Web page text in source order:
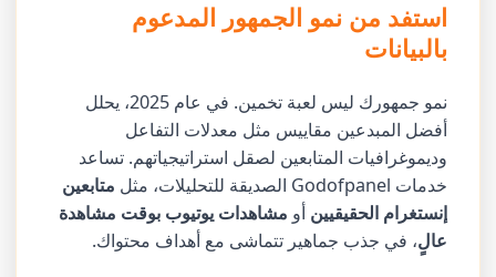
استفد من نمو الجمهور المدعوم
بالبيانات
نمو جمهورك ليس لعبة تخمين. في عام 2025، يحلل
أفضل المبدعين مقاييس مثل معدلات التفاعل
وديموغرافيات المتابعين لصقل استراتيجياتهم. تساعد
خدمات Godofpanel الصديقة للتحليلات، مثل
متابعين
إنستغرام الحقيقيين أو مشاهدات يوتيوب بوقت مشاهدة
عالٍ، في جذب جماهير تتماشى مع أهداف محتواك.